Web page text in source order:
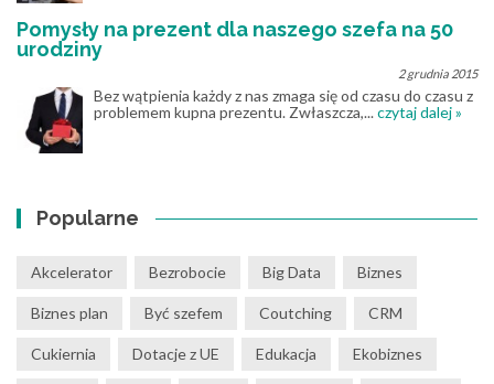
Pomysły na prezent dla naszego szefa na 50
urodziny
2 grudnia 2015
Bez wątpienia każdy z nas zmaga się od czasu do czasu z
problemem kupna prezentu. Zwłaszcza,...czytaj dalej »
Popularne
Akcelerator Bezrobocie Big Data Biznes
Biznes plan Być szefem Coutching CRM
Cukiernia Dotacje z UE Edukacja Ekobiznes